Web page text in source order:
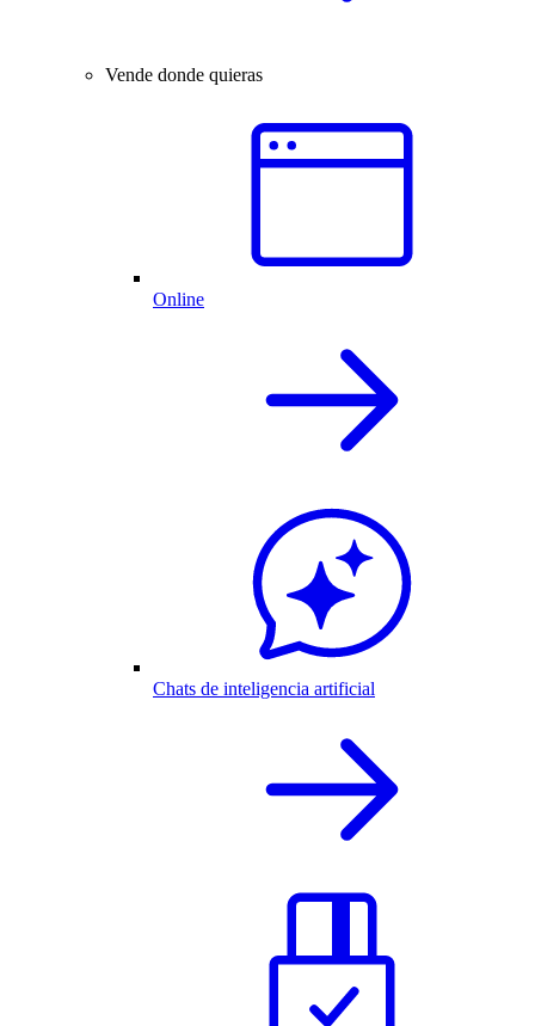
Vende donde quieras
Online
Chats de inteligencia artificial